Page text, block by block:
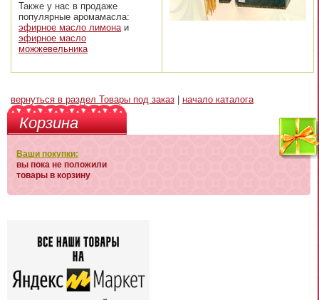
Также у нас в продаже
популярные аромамасла:
эфирное масло лимонаи
эфирное масло
можжевельника
вернуться в раздел Товары под заказ начало каталога
Корзина
Ваши покупки:
вы пока не положили
товары в корзину